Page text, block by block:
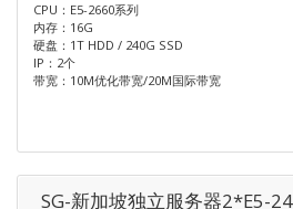
CPU：E5-2660系列
内存：16G
硬盘：1T HDD / 240G SSD
IP：2个
带宽：10M优化带宽/20M国际带宽
SG-新加坡独立服务器2*E5-